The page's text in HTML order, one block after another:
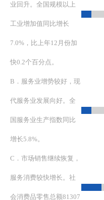
业回升。全国规模以上
工业增加值同比增长
7.0%，比上年12月份加
快0.2个百分点。
B．服务业增势较好，现
代服务业发展向好。全
国服务业生产指数同比
增长5.8%。
C．市场销售继续恢复，
服务消费较快增长。社
会消费品零售总额81307